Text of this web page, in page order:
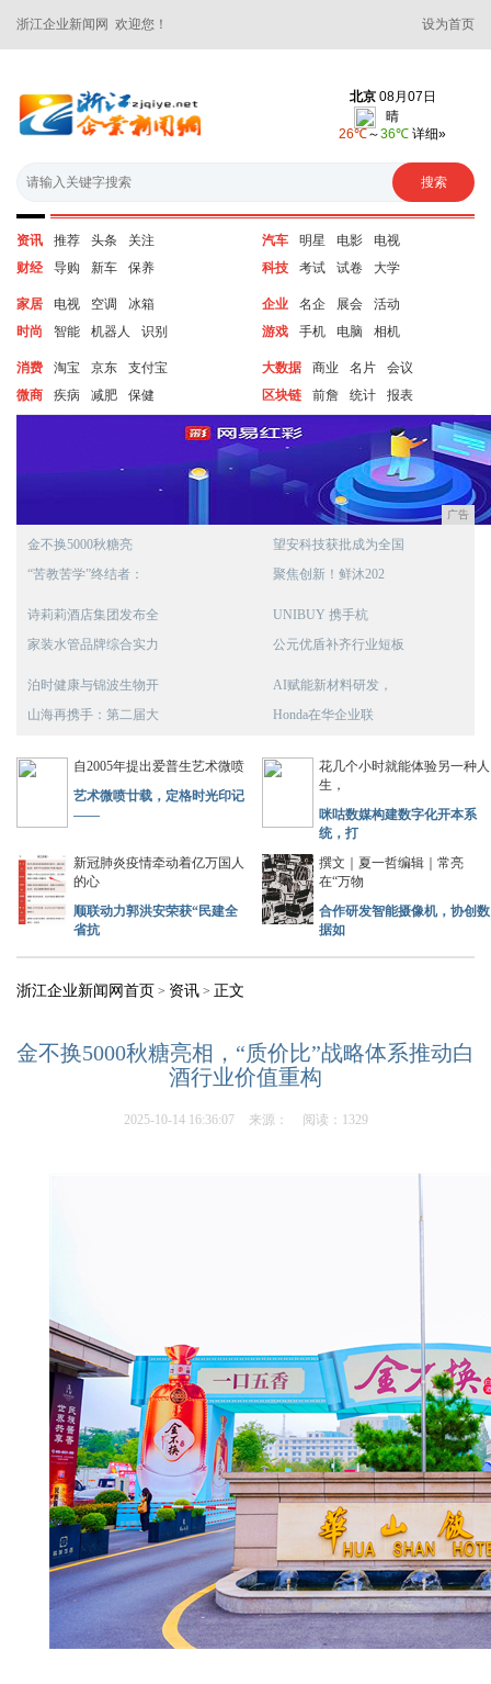
浙江企业新闻网 欢迎您！ 设为首页
资讯 推荐 头条
关注
财经
导购 新车 保养
汽车 明星 电影
电视
科技
考试 试卷 大学
家居 电视 空调
冰箱
时尚
智能 机器人 识别
企业 名企 展会
活动
游戏
手机 电脑 相机
消费 淘宝 京东
支付宝
微商
疾病 减肥 保健
大数据 商业 名片
会议
区块链
前詹 统计 报表
广告
金不换5000秋糖亮
“苦教苦学”终结者：
望安科技获批成为全国
聚焦创新！鲜沐202
诗莉莉酒店集团发布全
家装水管品牌综合实力
UNIBUY 携手杭
公元优盾补齐行业短板
泊时健康与锦波生物开
山海再携手：第二届大
AI赋能新材料研发，
Honda在华企业联
自2005年提出爱普生艺术微喷
艺术微喷廿载，定格时光印记
——
花几个小时就能体验另一种人
生，
咪咕数媒构建数字化开本系
统，打
新冠肺炎疫情牵动着亿万国人
的心
顺联动力郭洪安荣获“民建全
省抗
撰文｜夏一哲编辑｜常亮
在“万物
合作研发智能摄像机，协创数
据如
浙江企业新闻网首页 > 资讯 > 正文
金不换5000秋糖亮相，“质价比”战略体系推动白
酒行业价值重构
2025-10-14 16:36:07 来源： 阅读：1329